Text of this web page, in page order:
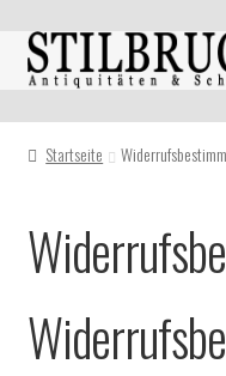
Zur
Navigation
Zum
Inhalt
Startseite